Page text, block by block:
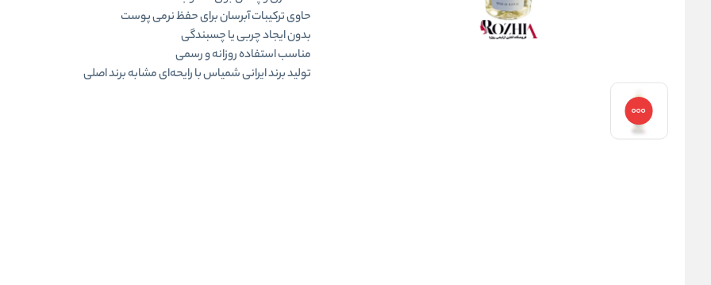
حاوی ترکیبات آبرسان برای حفظ نرمی پوست
بدون ایجاد چربی یا چسبندگی
مناسب استفاده روزانه و رسمی
تولید برند ایرانی شمیاس با رایحه‌ای مشابه برند اصلی